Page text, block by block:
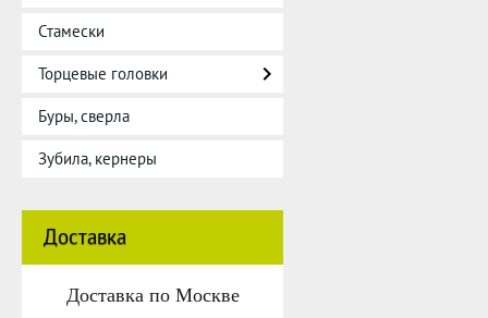
Стамески
Торцевые головки
Буры, сверла
Зубила, кернеры
Доставка
Доставка по Москве